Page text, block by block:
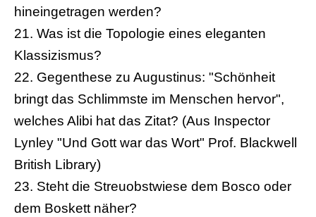
hineingetragen werden?
21. Was ist die Topologie eines eleganten
Klassizismus?
22. Gegenthese zu Augustinus: "Schönheit
bringt das Schlimmste im Menschen hervor",
welches Alibi hat das Zitat? (Aus Inspector
Lynley "Und Gott war das Wort" Prof. Blackwell
British Library)
23. Steht die Streuobstwiese dem Bosco oder
dem Boskett näher?